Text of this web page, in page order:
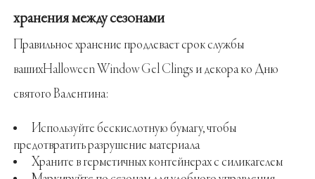
хранения между сезонами
Правильное хранение продлевает срок службы
вашихHalloween Window Gel Clings и декора ко Дню
святого Валентина:
Используйте бескислотную бумагу, чтобы
предотвратить разрушение материала
Храните в герметичных контейнерах с силикагелем